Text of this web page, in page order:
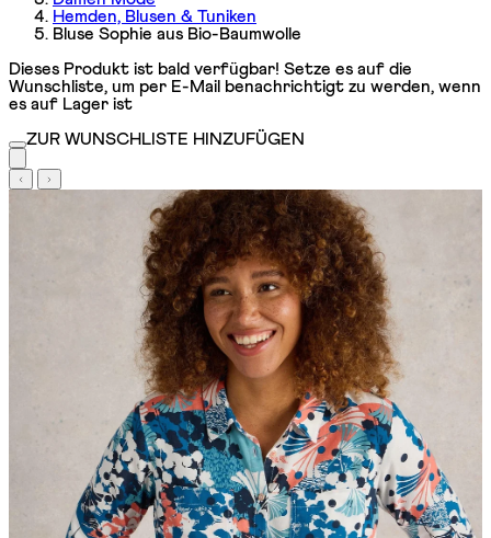
Hemden, Blusen & Tuniken
Bluse Sophie aus Bio-Baumwolle
Dieses Produkt ist bald verfügbar! Setze es auf die
Wunschliste, um per E-Mail benachrichtigt zu werden, wenn
es auf Lager ist
ZUR WUNSCHLISTE HINZUFÜGEN